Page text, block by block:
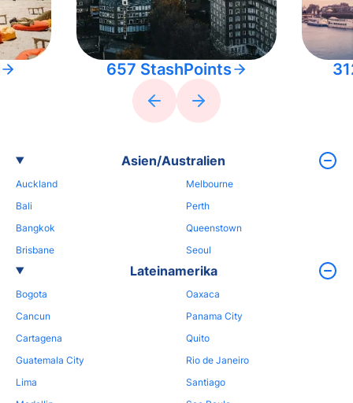
657 StashPoints
Asien/Australien
Auckland
Bali
Bangkok
Brisbane
Melbourne
Perth
Queenstown
Seoul
Lateinamerika
Bogota
Cancun
Cartagena
Guatemala City
Lima
Oaxaca
Panama City
Quito
Rio de Janeiro
Santiago